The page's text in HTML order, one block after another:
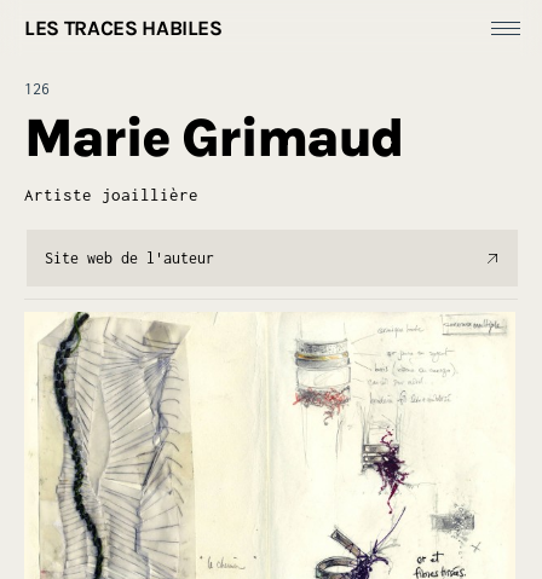
LES TRACES HABILES
Fonds Dess(e)ins
Productions
Ressources ]
126
Marie Grimaud
Artiste joaillière
Site web de l'auteur